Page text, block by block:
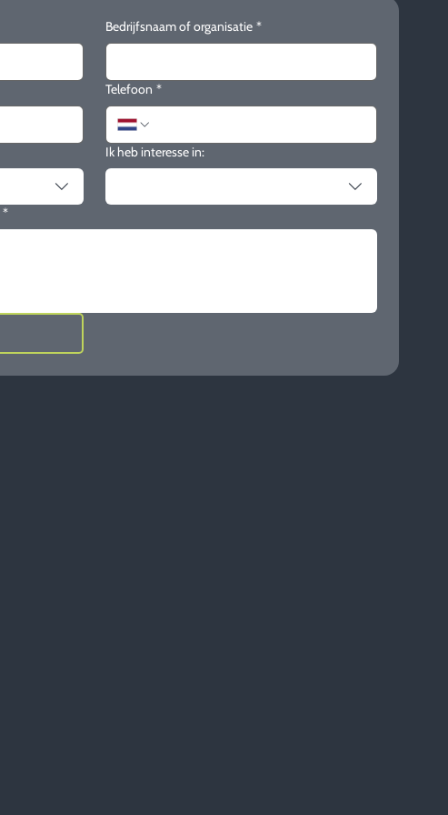
Bedrijfsnaam of organisatie *
Telefoon *
Ik heb interesse in:
*